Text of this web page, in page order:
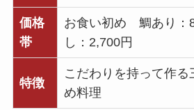
価格
帯
お食い初め 鯛あり：
し：2,700円
特徴
こだわりを持って作る
め料理